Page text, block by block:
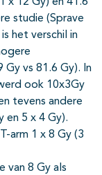
studie (Sprave
het verschil in
Gy vs 81.6 Gy). In
ook 10x3Gy
tevens andere
en 5 x 4 Gy).
arm 1 x 8 Gy (3
van 8 Gy als